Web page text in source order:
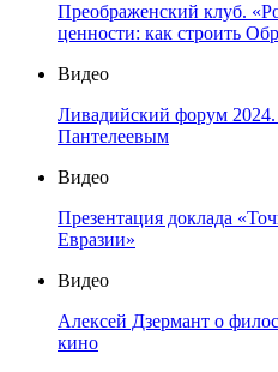
Преображенский клуб.
ценности: как строить
Видео
Ливадийский форум
Пантелеевым
Видео
Презентация доклада
Евразии»
Видео
Алексей Дзермант о
кино